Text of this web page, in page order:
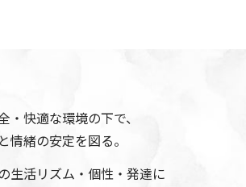
・快適な環境の下で、
情緒の安定を図る。
生活リズム・個性・発達に